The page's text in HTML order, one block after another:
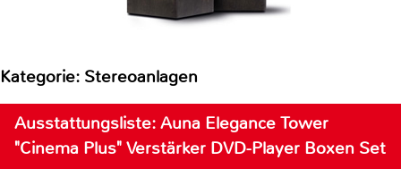
Kategorie: Stereoanlagen
Ausstattungsliste: Auna Elegance Tower
"Cinema Plus" Verstärker DVD-Player Boxen Set